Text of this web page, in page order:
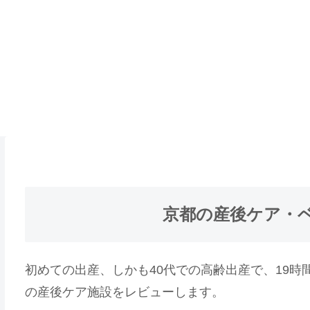
京都の産後ケア・
初めての出産、しかも40代での高齢出産で、19
の産後ケア施設をレビューします。